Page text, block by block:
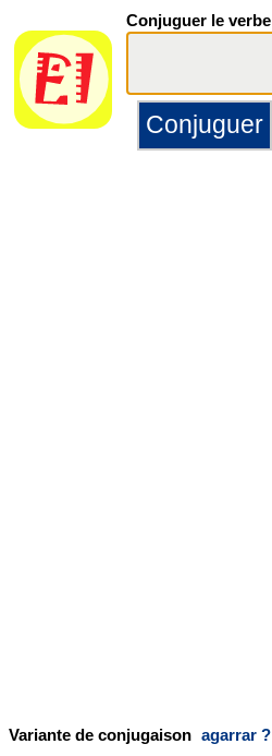
Conjuguer le verbe
Variante de conjugaison agarrar ?